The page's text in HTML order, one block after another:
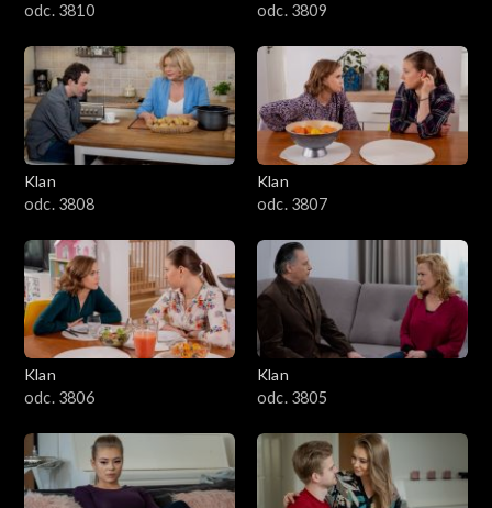
odc. 3810
odc. 3809
Klan
odc. 3808
Klan
odc. 3807
Klan
odc. 3806
Klan
odc. 3805